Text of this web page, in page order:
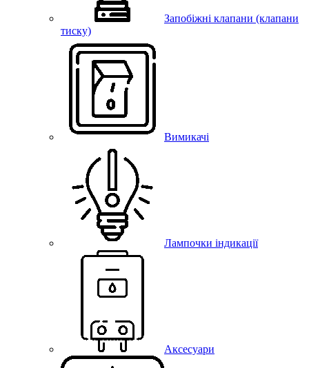
Запобіжні клапани (клапани
тиску)
Вимикачі
Лампочки індикації
Аксесуари